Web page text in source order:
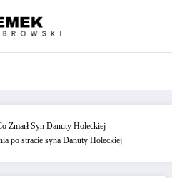
Zmarł Syn Danuty Holeckiej
po stracie syna Danuty Holeckiej